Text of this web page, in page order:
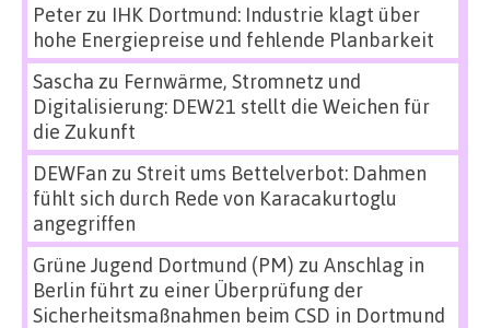
Peterzu IHK Dortmund: Industrie klagt über
hohe Energiepreise und fehlende Planbarkeit
Sascha zu Fernwärme, Stromnetz und
Digitalisierung: DEW21 stellt die Weichen für
die Zukunft
DEWFan zu Streit ums Bettelverbot: Dahmen
fühlt sich durch Rede von Karacakurtoglu
angegriffen
Grüne Jugend Dortmund (PM) zu Anschlag in
Berlin führt zu einer Überprüfung der
Sicherheitsmaßnahmen beim CSD in Dortmund